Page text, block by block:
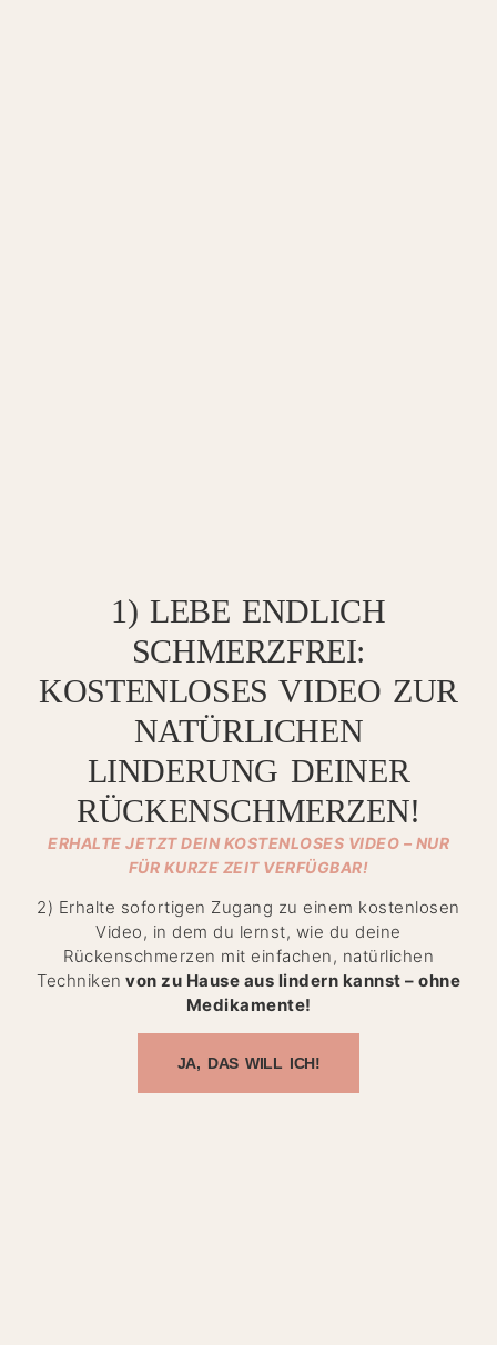
1) LEBE ENDLICH
SCHMERZFREI:
KOSTENLOSES VIDEO ZUR
NATÜRLICHEN
LINDERUNG DEINER
RÜCKENSCHMERZEN!
ERHALTE JETZT DEIN KOSTENLOSES VIDEO – NUR
FÜR KURZE ZEIT VERFÜGBAR!
2) Erhalte sofortigen Zugang zu einem kostenlosen
Video, in dem du lernst, wie du deine
Rückenschmerzen mit einfachen, natürlichen
Techniken von zu Hause aus lindern kannst – ohne
Medikamente!
JA, DAS WILL ICH!